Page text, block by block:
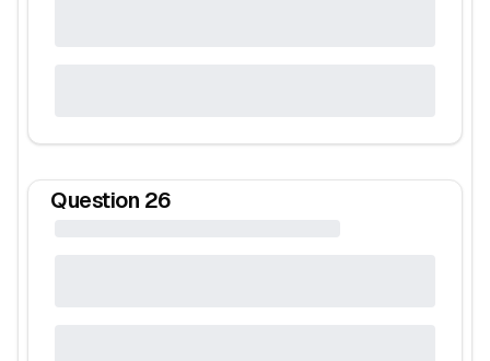
Question 26